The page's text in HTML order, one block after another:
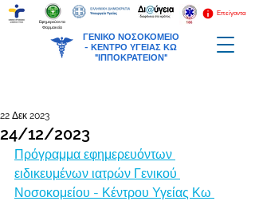
ΓΕΝΙΚΟ ΝΟΣΟΚΟΜΕΙΟ
- ΚΕΝΤΡΟ ΥΓΕΙΑΣ ΚΩ
"ΙΠΠΟΚΡΑΤΕΙΟΝ"
Επείγοντα
Εφημερεύοντα
Φαρμακεία
24/12/2023
22 Δεκ 2023
Πρόγραμμα εφημερευόντων
ειδικευμένων ιατρών Γενικού
Νοσοκομείου - Κέντρου Υγείας Κω